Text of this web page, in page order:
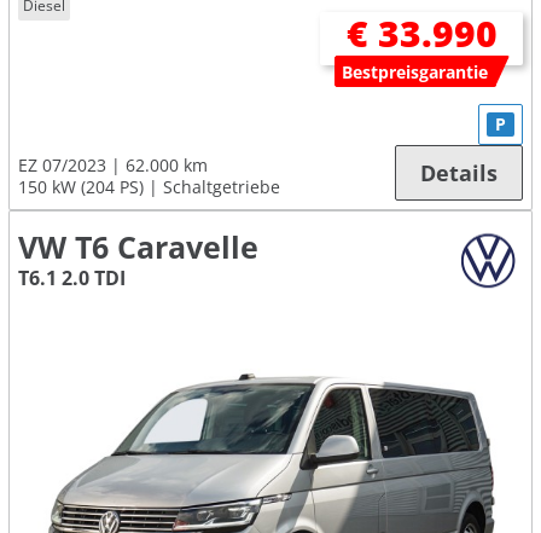
Diesel
€ 33.990
Bestpreisgarantie
EZ 07/2023
62.000 km
150 kW (204 PS)
Schaltgetriebe
P
Details
VW T6 Caravelle
T6.1 2.0 TDI